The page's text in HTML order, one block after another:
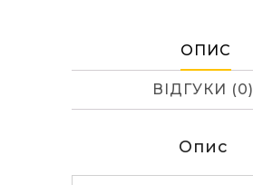
ОПИС
ВІДГУКИ (0)
Опис